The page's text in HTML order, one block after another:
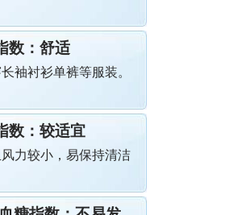
数： 舒适
袖衬衫单裤等服装。
数： 较适宜
力较小，易保持清洁